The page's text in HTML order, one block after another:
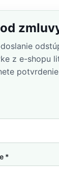
z e-shopu
*